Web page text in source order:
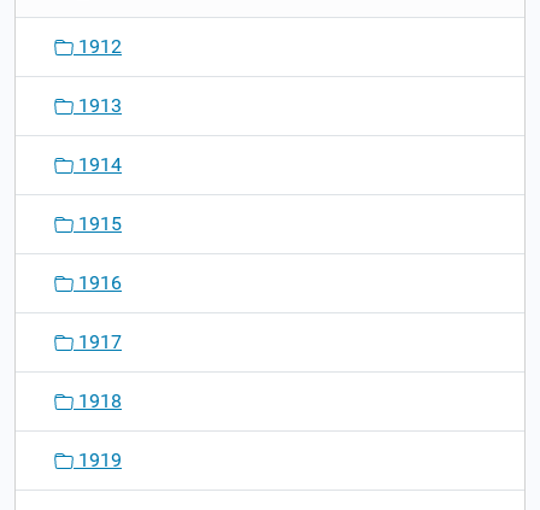
1912
1913
1914
1915
1916
1917
1918
1919